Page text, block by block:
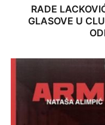
RADE
GLASOVE U